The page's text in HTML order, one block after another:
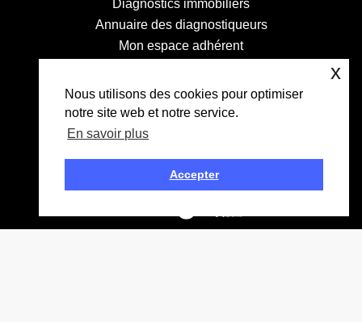
Mon espace adhérent
Devenir adhérent
contact@lebdd.fr
04 81 09 71 90
Création
Nous utilisons des cookies pour optimiser
notre site web et notre service.
En savoir plus
Accepter
x